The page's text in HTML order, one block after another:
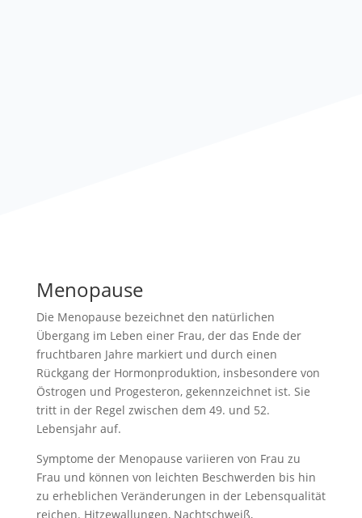
Menopause
Die Menopause bezeichnet den natürlichen
Übergang im Leben einer Frau, der das Ende der
fruchtbaren Jahre markiert und durch einen
Rückgang der Hormonproduktion, insbesondere von
Östrogen und Progesteron, gekennzeichnet ist. Sie
tritt in der Regel zwischen dem 49. und 52.
Lebensjahr auf.
Symptome der Menopause variieren von Frau zu
Frau und können von leichten Beschwerden bis hin
zu erheblichen Veränderungen in der Lebensqualität
reichen. Hitzewallungen, Nachtschweiß,